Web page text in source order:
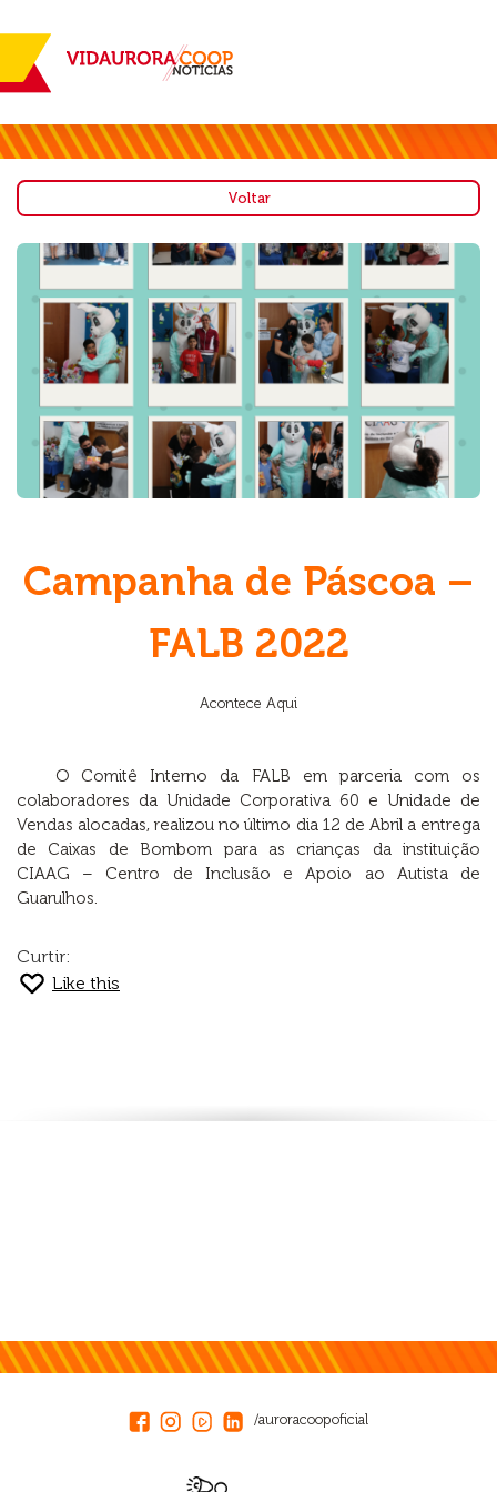
Voltar
Campanha de Páscoa –
FALB 2022
Acontece Aqui
O Comitê Interno da FALB em parceria com os
colaboradores da Unidade Corporativa 60 e Unidade de
Vendas alocadas, realizou no último dia 12 de Abril a entrega
de Caixas de Bombom para as crianças da instituição
CIAAG – Centro de Inclusão e Apoio ao Autista de
Guarulhos.
Curtir:
Like this
/auroracoopoficial